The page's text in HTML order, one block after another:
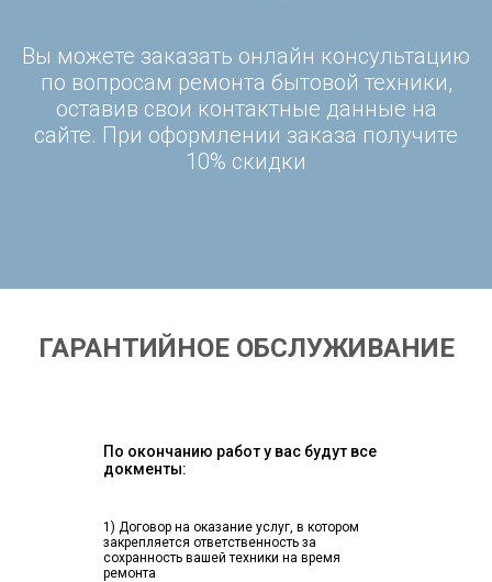
Вы можете заказать онлайн консультацию
по вопросам ремонта бытовой техники,
оставив свои контактные данные на
сайте. При оформлении заказа получите
10% скидки
ГАРАНТИЙНОЕ ОБСЛУЖИВАНИЕ
По окончанию работ у вас будут все
докменты:
1) Договор на оказание услуг, в котором
закрепляется ответственность за
сохранность вашей техники на время
ремонта